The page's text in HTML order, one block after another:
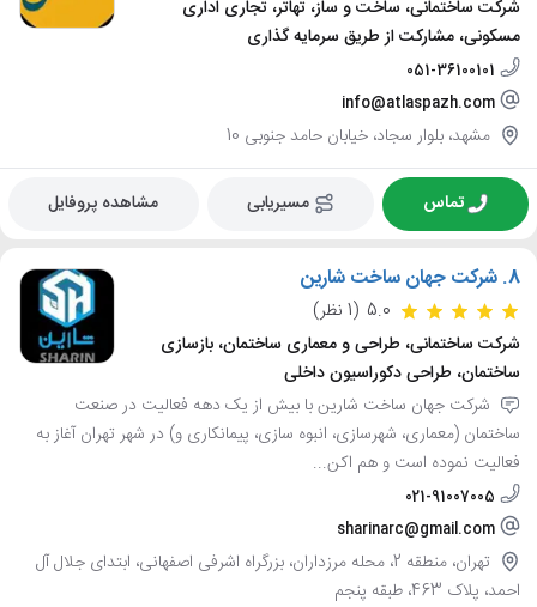
شرکت ساختمانی، ساخت و ساز، تهاتر، تجاری اداری
مسکونی، مشارکت از طریق سرمایه گذاری
051-36100101
info@atlaspazh.com
مشهد، بلوار سجاد، خیابان حامد جنوبی 10
تماس مسیریابی مشاهده پروفایل
8. شرکت جهان ساخت شارین
5.0 (1 نظر)
شرکت ساختمانی، طراحی و معماری ساختمان، بازسازی
ساختمان، طراحی دکوراسیون داخلی
شرکت جهان ساخت شارین با بیش از یک دهه فعالیت در صنعت
ساختمان (معماری، شهرسازی، انبوه سازی، پیمانکاری و) در شهر تهران آغاز به
فعالیت نموده است و هم اکن...
021-91007005
sharinarc@gmail.com
تهران، منطقه 2، محله مرزداران، بزرگراه اشرفی اصفهانی، ابتدای جلال آل
احمد، پلاک 463، طبقه پنجم